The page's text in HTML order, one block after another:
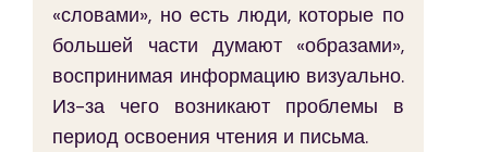
«словами», но есть люди, которые по
большей части думают «образами»,
воспринимая информацию визуально.
Из-за чего возникают проблемы в
период освоения чтения и письма.